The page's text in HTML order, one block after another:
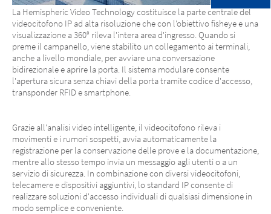
La Hemispheric Video Technology costituisce la parte centrale del
videocitofono IP ad alta risoluzione che con l'obiettivo fisheye e una
visualizzazione a 360° rileva l'intera area d'ingresso. Quando si
preme il campanello, viene stabilito un collegamento ai terminali,
anche a livello mondiale, per avviare una conversazione
bidirezionale e aprire la porta. Il sistema modulare consente
l'apertura sicura senza chiavi della porta tramite codice d'accesso,
transponder RFID e smartphone.
Grazie all'analisi video intelligente, il videocitofono rileva i
movimenti e i rumori sospetti, avvia automaticamente la
registrazione per la conservazione delle prove e la documentazione,
mentre allo stesso tempo invia un messaggio agli utenti o a un
servizio di sicurezza. In combinazione con diversi videocitofoni,
telecamere e dispositivi aggiuntivi, lo standard IP consente di
realizzare soluzioni d'accesso individuali di qualsiasi dimensione in
modo semplice e conveniente.